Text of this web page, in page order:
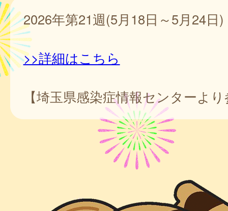
2026年第21週(5月18日～5月24日)
>>詳細はこちら
【埼玉県感染症情報センターよ